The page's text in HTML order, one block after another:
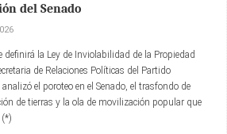
del Senado
definirá la Ley de Inviolabilidad de la Propiedad
de Relaciones Políticas del Partido
el poroteo en el Senado, el trasfondo de
de tierras y la ola de movilización popular que
(*)